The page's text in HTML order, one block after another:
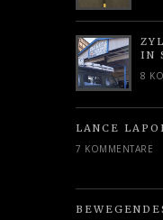
IN
8
LANCE
7 KOMMENTARE